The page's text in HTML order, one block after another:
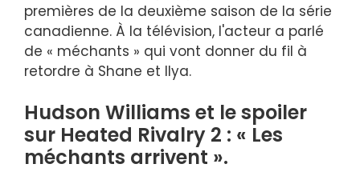
premières de la deuxième saison de la série
canadienne. À la télévision, l'acteur a parlé
de « méchants » qui vont donner du fil à
retordre à Shane et Ilya.
Hudson Williams et le spoiler
sur Heated Rivalry 2 : « Les
méchants arrivent ».